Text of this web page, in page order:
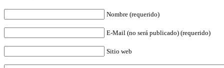
Nombre (requerido)
E-Mail (no será publicado) (requerido)
Sitio web